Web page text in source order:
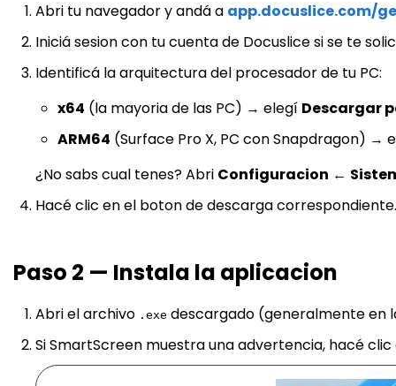
Abri tu navegador y andá a app.docuslice.com/
Iniciá sesion con tu cuenta de Docuslice si se te
Identificá la arquitectura del procesador de tu PC:
x64 (la mayoria de las PC) → elegí Descargar
ARM64 (Surface Pro X, PC con Snapdragon) →
¿No sabs cual tenes? Abri Configuracion ←
Hacé clic en el boton de descarga
Paso 2 — Instala la aplicacion
Abri el archivo .exe descargado (generalmente en
Si SmartScreen muestra una advertencia, hacé